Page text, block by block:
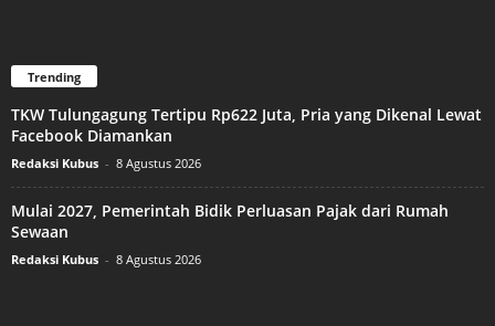
Trending
TKW Tulungagung Tertipu Rp622 Juta, Pria yang Dikenal Lewat
Facebook Diamankan
Redaksi Kubus - 8 Agustus 2026
Mulai 2027, Pemerintah Bidik Perluasan Pajak dari Rumah
Sewaan
Redaksi Kubus - 8 Agustus 2026